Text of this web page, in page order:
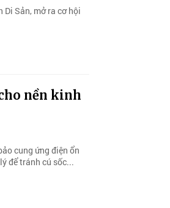
Di Sản, mở ra cơ hội
nền kinh
cung ứng điện ổn
để tránh cú sốc...